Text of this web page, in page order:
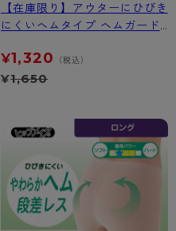
【在庫限り】アウターにひびき
にくいヘムタイプ ヘムガード
¥1,320 （税込）
¥1,650